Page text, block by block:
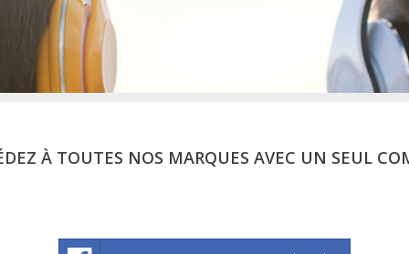
À TOUTES NOS MARQUES AVEC UN SEUL